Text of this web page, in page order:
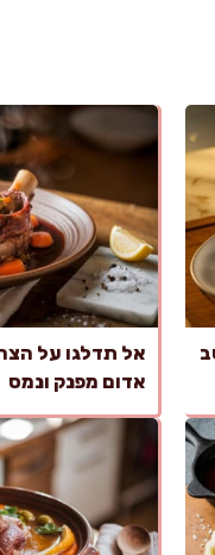
אל תדלגו על
אדום מפנק ונמס